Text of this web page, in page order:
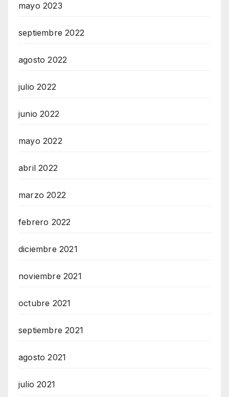
mayo 2023
septiembre 2022
agosto 2022
julio 2022
junio 2022
mayo 2022
abril 2022
marzo 2022
febrero 2022
diciembre 2021
noviembre 2021
octubre 2021
septiembre 2021
agosto 2021
julio 2021